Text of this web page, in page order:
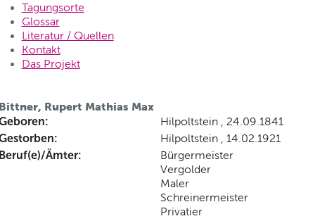
Tagungsorte
Glossar
Literatur / Quellen
Kontakt
Das Projekt
Rupert Mathias Max
Hilpoltstein , 24.09.1841
Hilpoltstein , 14.02.1921
Ämter:
Bürgermeister
Vergolder
Maler
Schreinermeister
Privatier